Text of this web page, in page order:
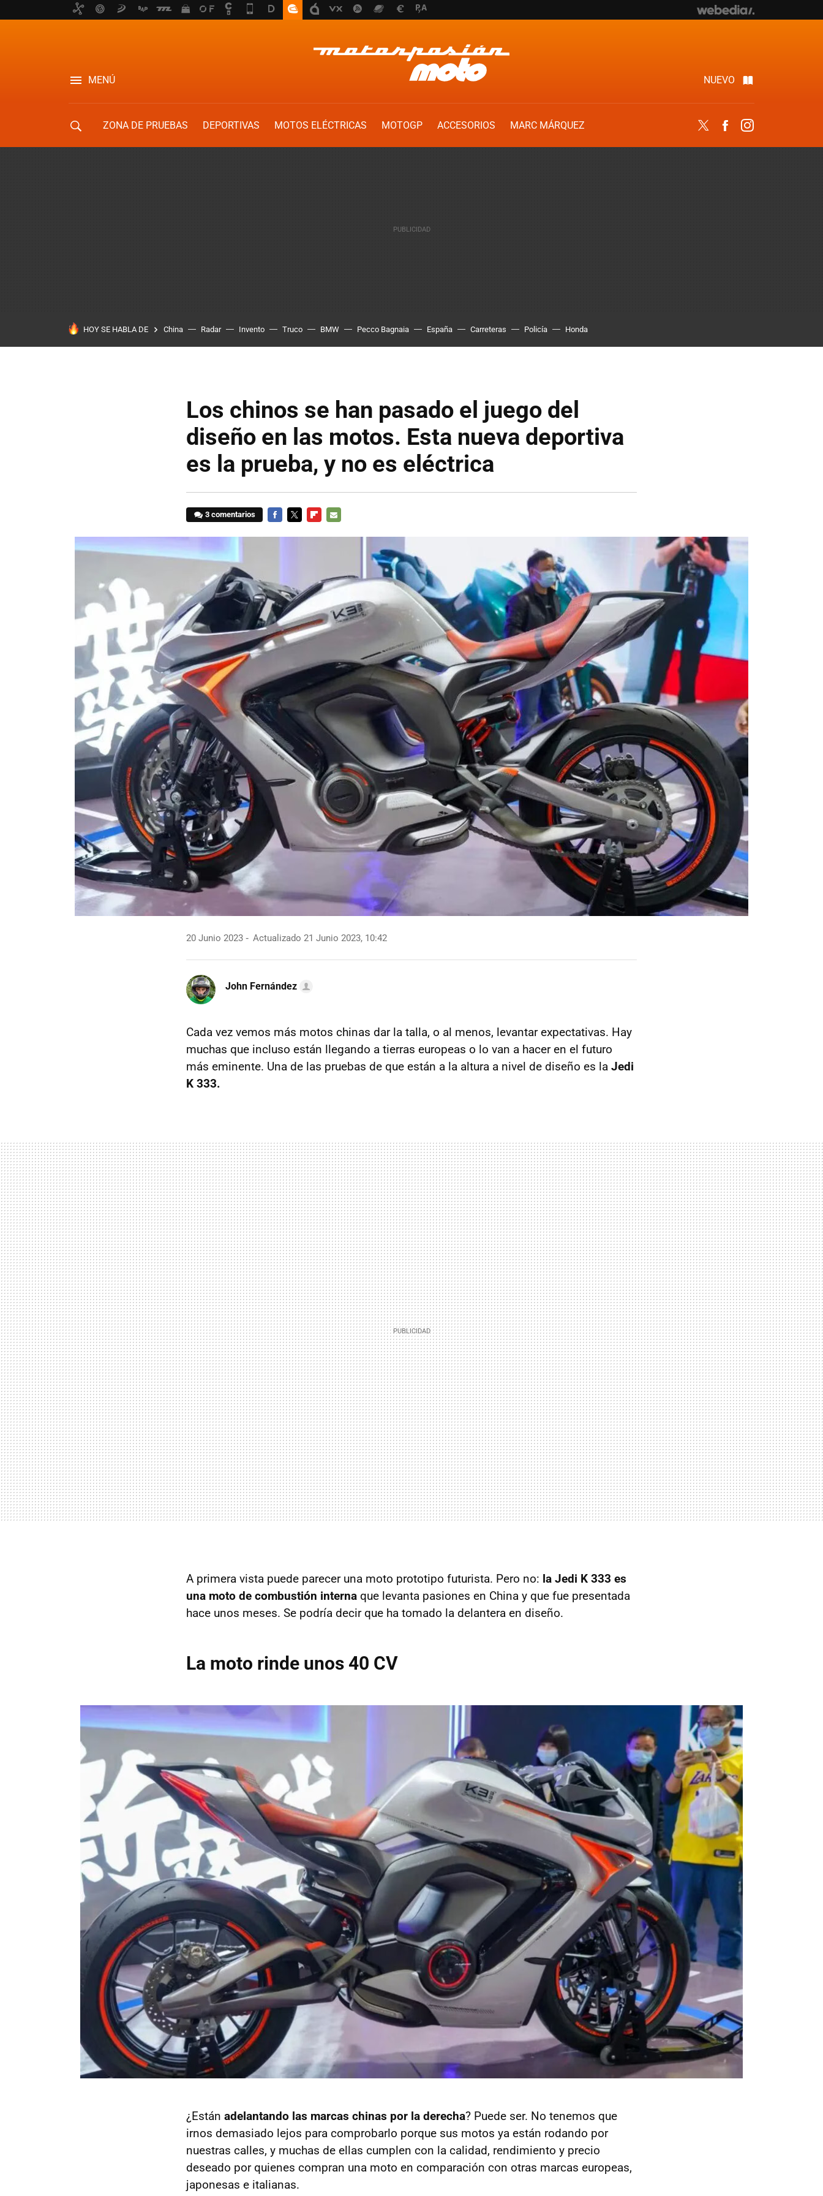
MENÚ NUEVO
ZONA DE PRUEBAS DEPORTIVAS MOTOS ELÉCTRICAS MOTOGP ACCESORIOS
MARC MÁRQUEZ
Twitter Facebook
HOY SE HABLA DE China Radar Invento Truco BMW Pecco Bagnaia España Carreteras Policía Honda
Los chinos se han pasado el juego del
diseño en las motos. Esta nueva deportiva
es la prueba, y no es eléctrica
3 comentarios
20 Junio 2023 Actualizado 21 Junio 2023, 10:42
John Fernández
Cada vez vemos más motos chinas dar la talla, o al menos, levantar expectativas. Hay
muchas que incluso están llegando a tierras europeas o lo van a hacer en el futuro
más eminente. Una de las pruebas de que están a la altura a nivel de diseño es la Jedi
K 333.
A primera vista puede parecer una moto prototipo futurista. Pero no: la Jedi K 333 es
una moto de combustión interna que levanta pasiones en China y que fue presentada
hace unos meses. Se podría decir que ha tomado la delantera en diseño.
La moto rinde unos 40 CV
¿Están adelantando las marcas chinas por la derecha? Puede ser. No tenemos que
irnos demasiado lejos para comprobarlo porque sus motos ya están rodando por
nuestras calles, y muchas de ellas cumplen con la calidad, rendimiento y precio
deseado por quienes compran una moto en comparación con otras marcas europeas,
japonesas e italianas.